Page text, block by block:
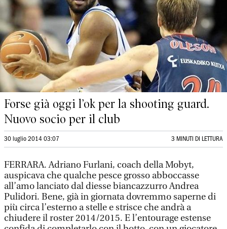
Forse già oggi l’ok per la shooting guard.
Nuovo socio per il club
30 luglio 2014 03:07 3 MINUTI DI LETTURA
FERRARA. Adriano Furlani, coach della Mobyt,
auspicava che qualche pesce grosso abboccasse
all’amo lanciato dal diesse biancazzurro Andrea
Pulidori. Bene, già in giornata dovremmo saperne di
più circa l’esterno a stelle e strisce che andrà a
chiudere il roster 2014/2015. E l’entourage estense